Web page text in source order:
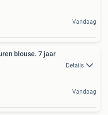
Vandaag
Ralph Lauren blouse. 7 jaar
Details
Vandaag